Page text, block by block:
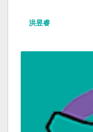
洪昱睿